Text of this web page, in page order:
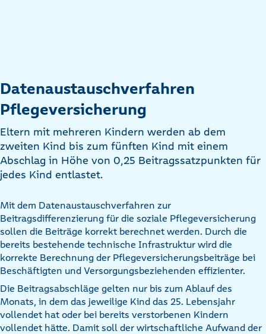
Datenaustauschverfahren
Pflegeversicherung
Eltern mit mehreren Kindern werden ab dem
zweiten Kind bis zum fünften Kind mit einem
Abschlag in Höhe von 0,25 Beitragssatzpunkten für
jedes Kind entlastet.
Mit dem Datenaustauschverfahren zur
Beitragsdifferenzierung für die soziale Pflegeversicherung
sollen die Beiträge korrekt berechnet werden. Durch die
bereits bestehende technische Infrastruktur wird die
korrekte Berechnung der Pflegeversicherungsbeiträge bei
Beschäftigten und Versorgungsbeziehenden effizienter.
Die Beitragsabschläge gelten nur bis zum Ablauf des
Monats, in dem das jeweilige Kind das 25. Lebensjahr
vollendet hat oder bei bereits verstorbenen Kindern
vollendet hätte. Damit soll der wirtschaftliche Aufwand der